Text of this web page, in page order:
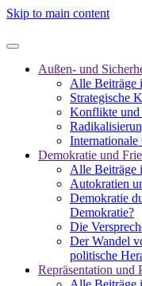
Skip to main content
Außen- und
Alle Beiträge
Strategische
Konflikte
Demokratie und
Alle Beiträge
Autokratien
Demokratie
Demokratie?
Die
Der Wandel
politische
Repräsentation und